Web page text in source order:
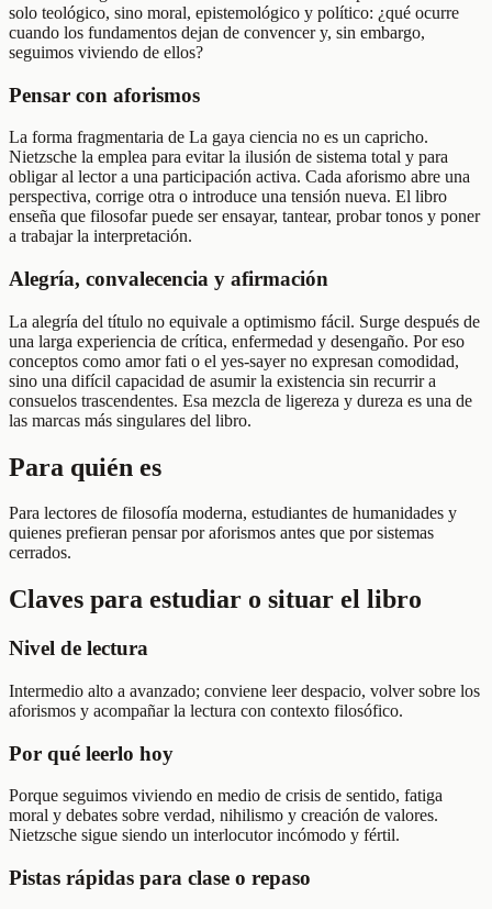
solo teológico, sino moral, epistemológico y político: ¿qué ocurre
cuando los fundamentos dejan de convencer y, sin embargo,
seguimos viviendo de ellos?
Pensar con aforismos
La forma fragmentaria de La gaya ciencia no es un capricho.
Nietzsche la emplea para evitar la ilusión de sistema total y para
obligar al lector a una participación activa. Cada aforismo abre una
perspectiva, corrige otra o introduce una tensión nueva. El libro
enseña que filosofar puede ser ensayar, tantear, probar tonos y poner
a trabajar la interpretación.
Alegría, convalecencia y afirmación
La alegría del título no equivale a optimismo fácil. Surge después de
una larga experiencia de crítica, enfermedad y desengaño. Por eso
conceptos como amor fati o el yes-sayer no expresan comodidad,
sino una difícil capacidad de asumir la existencia sin recurrir a
consuelos trascendentes. Esa mezcla de ligereza y dureza es una de
las marcas más singulares del libro.
Para quién es
Para lectores de filosofía moderna, estudiantes de humanidades y
quienes prefieran pensar por aforismos antes que por sistemas
cerrados.
Claves para estudiar o situar el libro
Nivel de lectura
Intermedio alto a avanzado; conviene leer despacio, volver sobre los
aforismos y acompañar la lectura con contexto filosófico.
Por qué leerlo hoy
Porque seguimos viviendo en medio de crisis de sentido, fatiga
moral y debates sobre verdad, nihilismo y creación de valores.
Nietzsche sigue siendo un interlocutor incómodo y fértil.
Pistas rápidas para clase o repaso